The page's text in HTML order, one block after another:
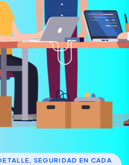
SEGURIDAD EN CADA